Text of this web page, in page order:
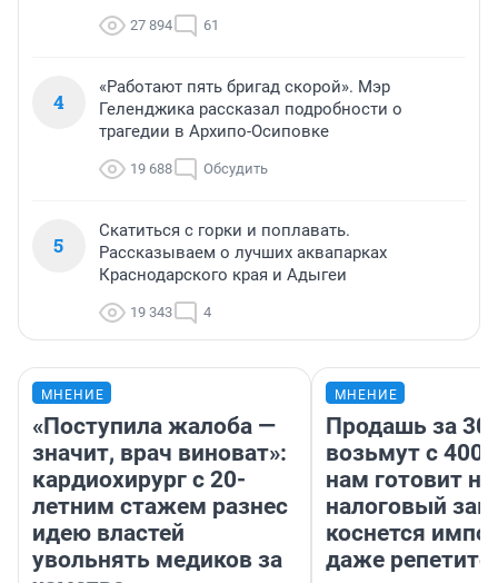
27 894 61
4
«Работают пять бригад скорой». Мэр
Геленджика рассказал подробности о
трагедии в Архипо-Осиповке
19 688 Обсудить
5
Скатиться с горки и поплавать.
Рассказываем о лучших аквапарках
Краснодарского края и Адыгеи
19 343 4
МНЕНИЕ
«Поступила жалоба —
значит, врач виноват»:
кардиохирург с 20-
летним стажем разнес
идею властей
увольнять медиков за
МНЕНИЕ
Продашь за
возьмут с
нам готовит
налоговый
коснется
даже